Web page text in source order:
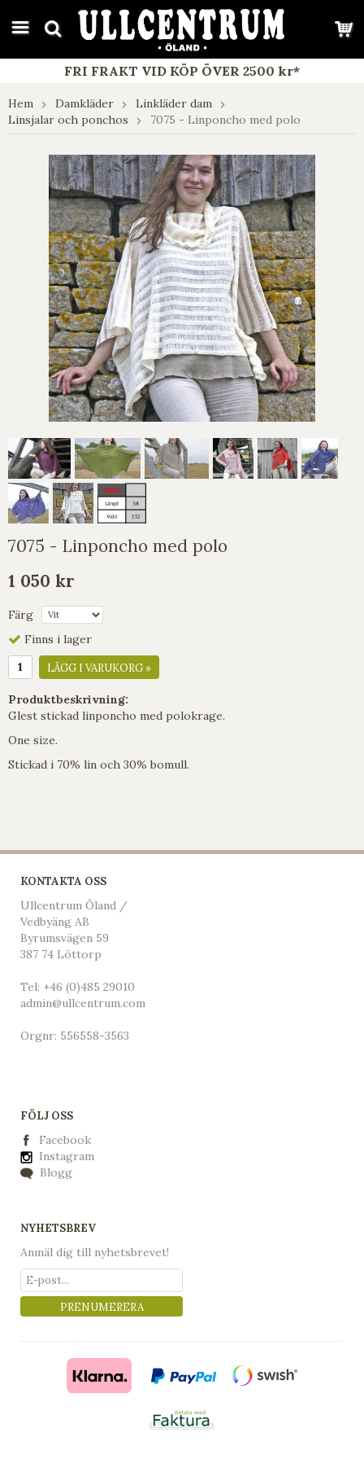
google-site-verification: google7e4b1026db5d9f32.html
FRI FRAKT VID KÖP ÖVER 2500 kr*
Hem Damkläder
Linkläder dam
Linsjalar och ponchos
7075 - Linponcho med polo
7075 - Linponcho med polo
1 050 kr
Färg
Finns i lager
LÄGG I VARUKORG »
Produktbeskrivning:
Glest stickad linponcho med polokrage.
One size.
Stickad i 70% lin och 30% bomull.
KONTAKTA OSS
Ullcentrum Öland /
Vedbyäng AB
Byrumsvägen 59
387 74 Löttorp
Tel: +46 (0)485 29010
admin@ullcentrum.com
Orgnr: 556558-3563
FÖLJ OSS
Facebook
Instagram
Blogg
NYHETSBREV
Anmäl dig till nyhetsbrevet!
PRENUMERERA